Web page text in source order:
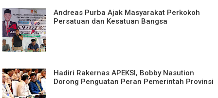
Andreas Purba Ajak Masyarakat Perkokoh
Persatuan dan Kesatuan Bangsa
Hadiri Rakernas APEKSI, Bobby Nasution
Dorong Penguatan Peran Pemerintah Provinsi